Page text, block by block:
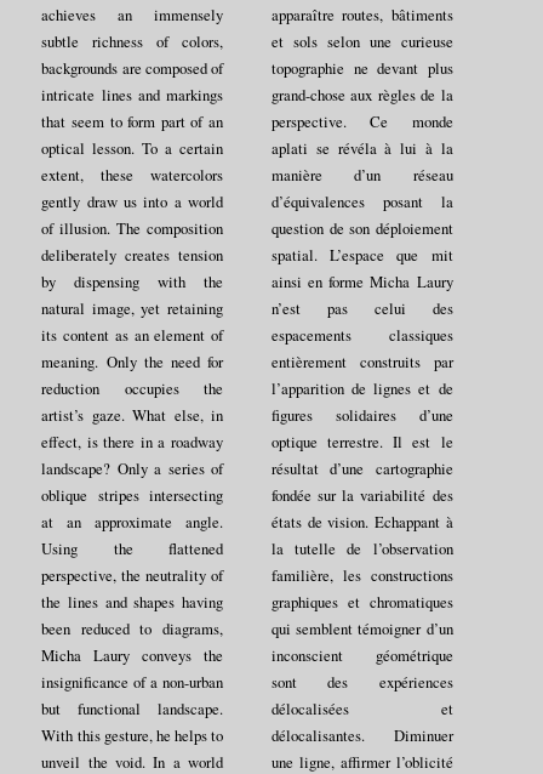
achieves an immensely
subtle richness of colors,
backgrounds are composed of
intricate lines and markings
that seem to form part of an
optical lesson. To a certain
extent, these watercolors
gently draw us into a world
of illusion. The composition
deliberately creates tension
by dispensing with the
natural image, yet retaining
its content as an element of
meaning. Only the need for
reduction occupies the
artist’s gaze. What else, in
effect, is there in a roadway
landscape? Only a series of
oblique stripes intersecting
at an approximate angle.
Using the flattened
perspective, the neutrality of
the lines and shapes having
been reduced to diagrams,
Micha Laury conveys the
insignificance of a non-urban
but functional landscape.
With this gesture, he helps to
unveil the void. In a world
apparaître routes, bâtiments
et sols selon une curieuse
topographie ne devant plus
grand-chose aux règles de la
perspective. Ce monde
aplati se révéla à lui à la
manière d’un réseau
d’équivalences posant la
question de son déploiement
spatial. L’espace que mit
ainsi en forme Micha Laury
n’est pas celui des
espacements classiques
entièrement construits par
l’apparition de lignes et de
figures solidaires d’une
optique terrestre. Il est le
résultat d’une cartographie
fondée sur la variabilité des
états de vision. Echappant à
la tutelle de l’observation
familière, les constructions
graphiques et chromatiques
qui semblent témoigner d’un
inconscient géométrique
sont des expériences
délocalisées et
délocalisantes. Diminuer
une ligne, affirmer l’oblicité